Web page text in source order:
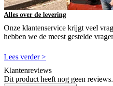
Alles over de levering
Onze klantenservice krijgt veel
hebben we de meest gestelde
Lees verder >
Klantenreviews
Dit product heeft nog geen